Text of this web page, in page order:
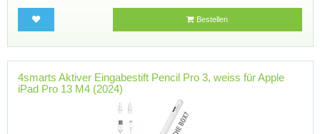
Bestellen
4smarts Aktiver Eingabestift Pencil Pro 3, weiss für Apple
iPad Pro 13 M4 (2024)